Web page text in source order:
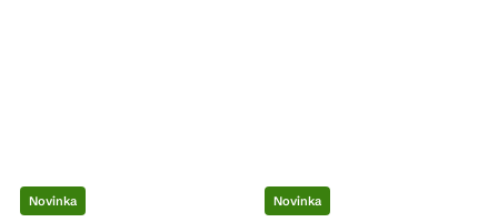
Novinka Novinka